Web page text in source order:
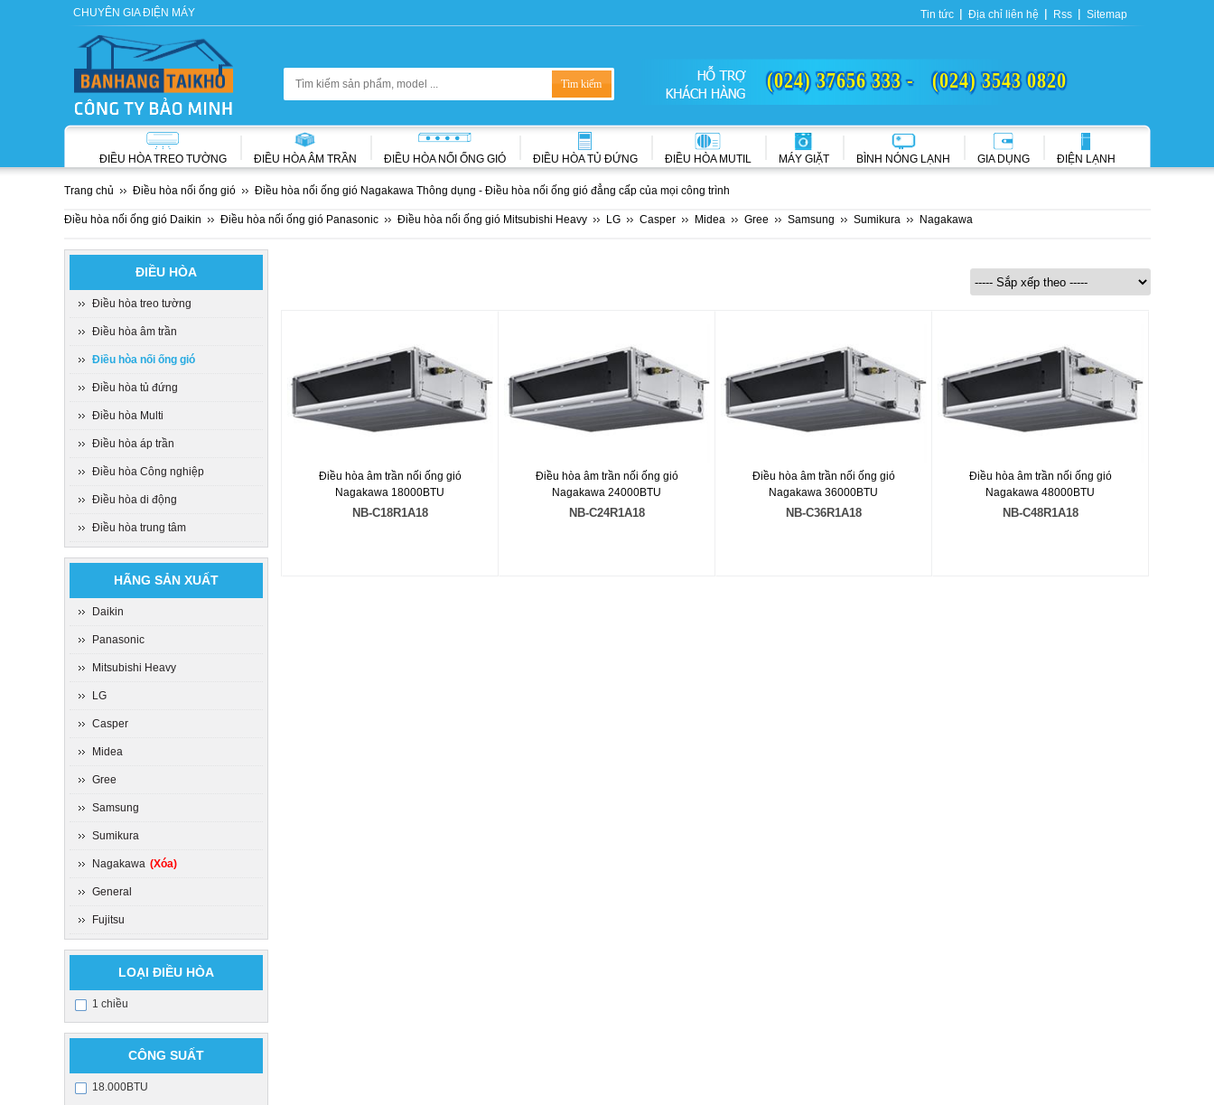
CHUYÊN GIA ĐIỆN MÁY Tin tức Địa chỉ liên hệ Rss Sitemap
(024) 37656 333 - (024) 3543 0820
ĐIỀU HÒA TREO TƯỜNG ĐIỀU HÒA ÂM TRẦN ĐIỀU HÒA NỐI ỐNG GIÓ ĐIỀU HÒA TỦ ĐỨNG ĐIỀU HÒA MUTIL MÁY GIẶT BÌNH NÓNG LẠNH GIA DỤNG ĐIỆN LẠNH
Trang chủ Điều hòa nối ống gió Điều hòa nối ống gió Nagakawa Thông dụng - Điều hòa nối ống gió đẳng cấp của mọi công trình
Điều hòa nối ống gió Daikin Điều hòa nối ống gió Panasonic Điều hòa nối ống gió Mitsubishi Heavy LG Casper Midea Gree Samsung Sumikura Nagakawa
ĐIỀU HÒA
Điều hòa treo tường
Điều hòa âm trần
Điều hòa nối ống gió
Điều hòa tủ đứng
Điều hòa Multi
Điều hòa áp trần
Điều hòa Công nghiệp
Điều hòa di động
Điều hòa trung tâm
HÃNG SẢN XUẤT
Daikin
Panasonic
Mitsubishi Heavy
LG
Casper
Midea
Gree
Samsung
Sumikura
Nagakawa (Xóa)
General
Fujitsu
LOẠI ĐIỀU HÒA
1 chiều
CÔNG SUẤT
18.000BTU
Điều hòa âm trần nối ống gió
Nagakawa 18000BTU
NB-C18R1A18
Điều hòa âm trần nối ống gió
Nagakawa 24000BTU
NB-C24R1A18
Điều hòa âm trần nối ống gió
Nagakawa 36000BTU
NB-C36R1A18
Điều hòa âm trần nối ống gió
Nagakawa 48000BTU
NB-C48R1A18